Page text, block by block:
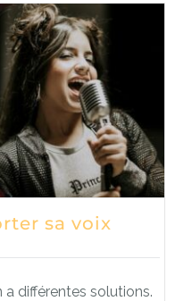
sa voix
a différentes solutions.